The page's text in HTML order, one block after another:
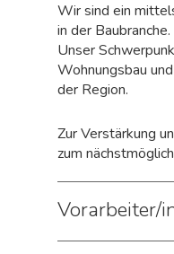
Wir sind ein
in der Baubranche.
Unser
Wohnungsbau
der Region.
Zur Verstärkung
zum
Vorarbeiter/